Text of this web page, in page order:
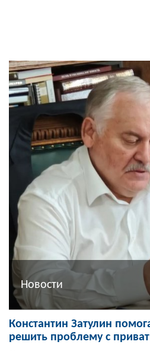
Новости
Константин Затулин
решить проблему с